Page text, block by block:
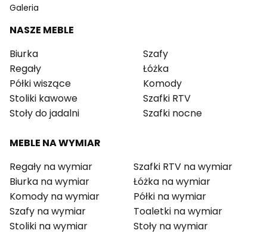
Galeria
NASZE MEBLE
Biurka
Regały
Półki wiszące
Stoliki kawowe
Stoły do jadalni
Szafy
Łóżka
Komody
Szafki RTV
Szafki nocne
MEBLE NA WYMIAR
Regały na wymiar
Biurka na wymiar
Komody na wymiar
Szafy na wymiar
Stoliki na wymiar
Szafki RTV na wymiar
Łóżka na wymiar
Półki na wymiar
Toaletki na wymiar
Stoły na wymiar